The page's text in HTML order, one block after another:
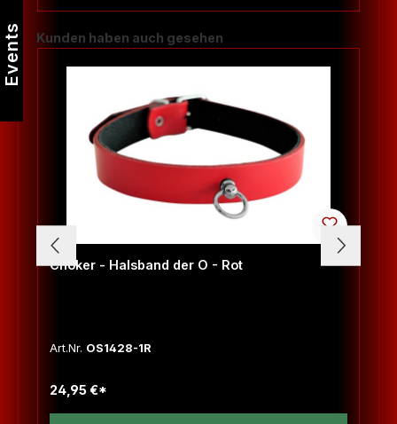
Produktgalerie überspringen
Kunden haben auch gesehen
Choker - Halsband der O - Rot
Art.Nr. OS1428-1R
24,95 €*
Events